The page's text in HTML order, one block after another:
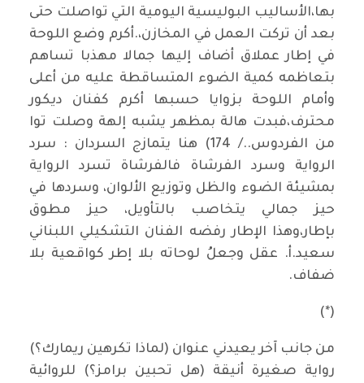
بها،الأساليب البوليسية اليومية التي تواصلت حتى
بعد أن تركت العمل في المخازن،.أكرم وضع اللوحة
في إطار عملاق أضاف إليها جمالا مهذبا تساهم
بتعاظمه كمية الضوء المتساقطة عليه من أعلى
وأمام اللوحة بزوايا حسبها أكرم كفنان ديكور
محترف،فبدت هالة بمظهر يشبه إلهة وصلت توا
من الفردوس../ 174) هنا يتمازج السردان : سرد
الرواية وسرد الفرشاة فالفرشاة تسرد الرواية
بمشيئة الضوء والظل وتوزيع الألوان، وسردها في
حيز جمالي يتخاصب بالتأويل، حيز مطوق
بإطار،وهذا الإطار رفضه الفنان التشكيلي اللبناني
سعيد.أ. عقل وجعلُ لوحاته بلا إطر كواقعية بلا
ضفاف.
(*)
من جانب آخر يعيدني عنوان (لماذا تكرهين ريمارك؟)
رواية صغيرة أنيقة (هل تحبين برامز؟) للروائية